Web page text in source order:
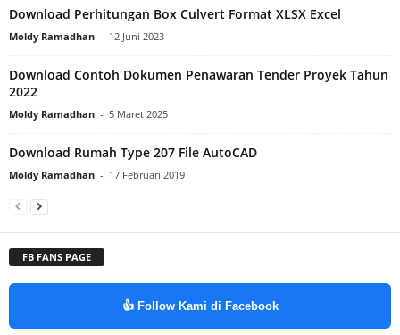
Download Perhitungan Box Culvert Format XLSX Excel
Moldy Ramadhan - 12 Juni 2023
Download Contoh Dokumen Penawaran Tender Proyek Tahun
2022
Moldy Ramadhan - 5 Maret 2025
Download Rumah Type 207 File AutoCAD
Moldy Ramadhan - 17 Februari 2019
FB FANS PAGE
👍 Follow Kami di Facebook